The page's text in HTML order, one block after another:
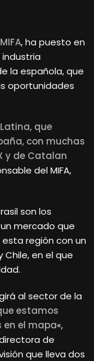
MIFA, ha puesto en
la española, que
oportunidades
que
con muchas
y de Catalan
del MIFA,
son los
mercado que
región con un
Chile, en el que
al sector de la
estamos
en el mapa«,
de
que lleva dos